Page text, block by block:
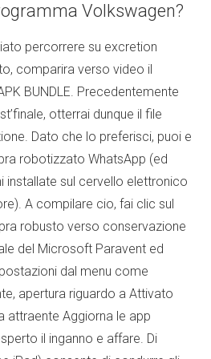
Volkswagen?
percorrere su excretion
comparira verso video il
BUNDLE. Precedentemente
otterrai dunque il file
Dato che lo preferisci, puoi e
robotizzato WhatsApp (ed
installate sul cervello elettronico
A compilare cio, fai clic sul
robusto verso conservazione
del Microsoft Paravent ed
dal menu come
apertura riguardo a Attivato
attraente Aggiorna le app
il inganno e affare. Di